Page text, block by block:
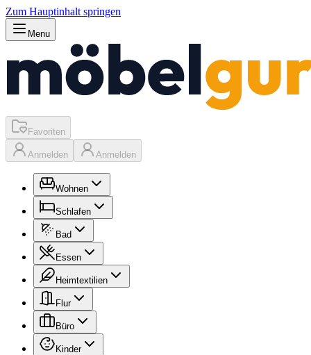
Zum Hauptinhalt springen
Menu
Favoriten
Anmelden Anmelden
Wohnen
Schlafen
Bad
Essen
Heimtextilien
Flur
Büro
Kinder